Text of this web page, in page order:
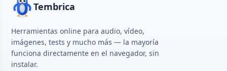
Tembrica
Herramientas online para audio, vídeo,
imágenes, tests y mucho más — la mayoría
funciona directamente en el navegador, sin
instalar.